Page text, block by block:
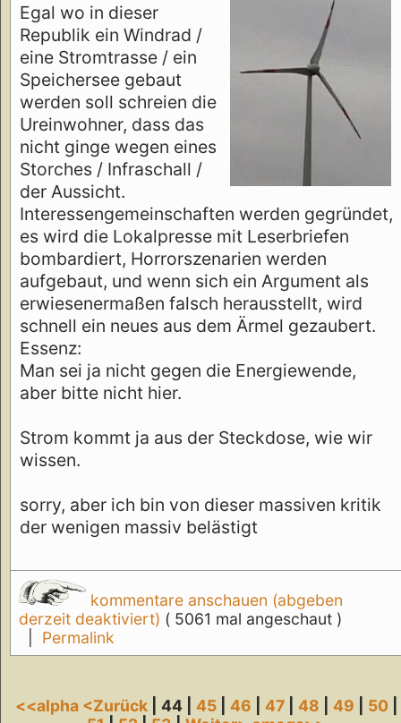
Egal wo in dieser
Republik ein Windrad /
eine Stromtrasse / ein
Speichersee gebaut
werden soll schreien die
Ureinwohner, dass das
nicht ginge wegen eines
Storches / Infraschall /
der Aussicht.
Interessengemeinschaften werden gegründet,
es wird die Lokalpresse mit Leserbriefen
bombardiert, Horrorszenarien werden
aufgebaut, und wenn sich ein Argument als
erwiesenermaßen falsch herausstellt, wird
schnell ein neues aus dem Ärmel gezaubert.
Essenz:
Man sei ja nicht gegen die Energiewende,
aber bitte nicht hier.
Strom kommt ja aus der Steckdose, wie wir
wissen.
sorry, aber ich bin von dieser massiven kritik
der wenigen massiv belästigt
kommentare anschauen (abgeben
derzeit deaktiviert) ( 5061 mal angeschaut )
Permalink
<<alpha <Zurück | 44 | 45| 46 47| 48 49 50|